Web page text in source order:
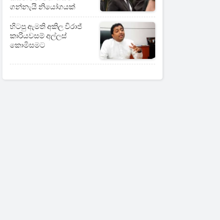
ගන්නැයි නියෝගයක්
හිටපු ඇමති අකිල විරාජ්
කාරියවසම් අල්ලස්
කොමිසමට